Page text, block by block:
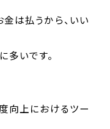
は払うから、いい
いです。
向上におけるツー